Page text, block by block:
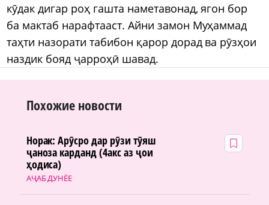
кӯдак дигар роҳ гашта наметавонад, ягон бор
ба мактаб нарафтааст. Айни замон Муҳаммад
таҳти назорати табибон қарор дорад ва рӯзҳои
наздик бояд ҷарроҳӣ шавад.
Похожие новости
АҶАБ ДУНЁЕ
Норак: Арӯсро дар рӯзи тӯяш
ҷаноза карданд (4акс аз ҷои
ҳодиса)